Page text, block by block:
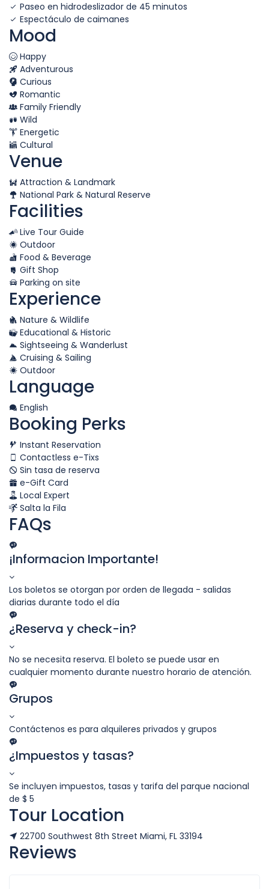
Paseo en hidrodeslizador de 45 minutos
Espectáculo de caimanes
Mood
Happy
Adventurous
Curious
Romantic
Family Friendly
Wild
Energetic
Cultural
Venue
Attraction & Landmark
National Park & Natural Reserve
Facilities
Live Tour Guide
Outdoor
Food & Beverage
Gift Shop
Parking on site
Experience
Nature & Wildlife
Educational & Historic
Sightseeing & Wanderlust
Cruising & Sailing
Outdoor
Language
English
Booking Perks
Instant Reservation
Contactless e-Tixs
Sin tasa de reserva
e-Gift Card
Local Expert
Salta la Fila
FAQs
¡Informacion Importante!
Los boletos se otorgan por orden de llegada - salidas
diarias durante todo el día
¿Reserva y check-in?
No se necesita reserva. El boleto se puede usar en
cualquier momento durante nuestro horario de atención.
Grupos
Contáctenos es para alquileres privados y grupos
¿Impuestos y tasas?
Se incluyen impuestos, tasas y tarifa del parque nacional
de $ 5
Tour Location
22700 Southwest 8th Street Miami, FL 33194
Reviews